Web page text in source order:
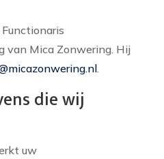
van Mica Zonwering. Hij
.
die wij
uw